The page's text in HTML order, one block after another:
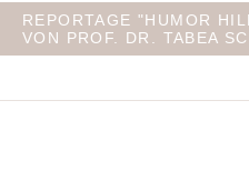
REPORTAGE "HUMOR
VON PROF. DR. TABEA